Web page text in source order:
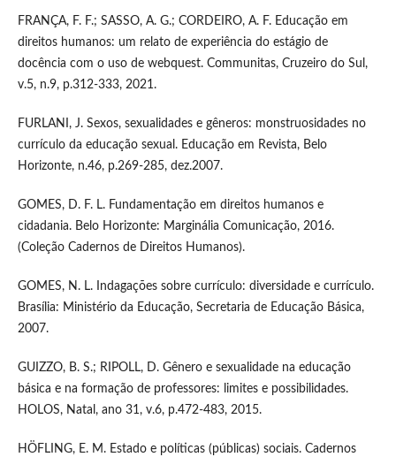
FRANÇA, F. F.; SASSO, A. G.; CORDEIRO, A. F. Educação em
direitos humanos: um relato de experiência do estágio de
docência com o uso de webquest. Communitas, Cruzeiro do Sul,
v.5, n.9, p.312-333, 2021.
FURLANI, J. Sexos, sexualidades e gêneros: monstruosidades no
currículo da educação sexual. Educação em Revista, Belo
Horizonte, n.46, p.269-285, dez.2007.
GOMES, D. F. L. Fundamentação em direitos humanos e
cidadania. Belo Horizonte: Marginália Comunicação, 2016.
(Coleção Cadernos de Direitos Humanos).
GOMES, N. L. Indagações sobre currículo: diversidade e currículo.
Brasília: Ministério da Educação, Secretaria de Educação Básica,
2007.
GUIZZO, B. S.; RIPOLL, D. Gênero e sexualidade na educação
básica e na formação de professores: limites e possibilidades.
HOLOS, Natal, ano 31, v.6, p.472-483, 2015.
HÖFLING, E. M. Estado e políticas (públicas) sociais. Cadernos